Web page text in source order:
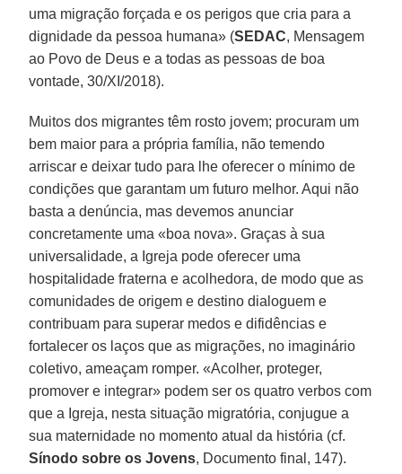
uma migração forçada e os perigos que cria para a
dignidade da pessoa humana» (SEDAC, Mensagem
ao Povo de Deus e a todas as pessoas de boa
vontade, 30/XI/2018).
Muitos dos migrantes têm rosto jovem; procuram um
bem maior para a própria família, não temendo
arriscar e deixar tudo para lhe oferecer o mínimo de
condições que garantam um futuro melhor. Aqui não
basta a denúncia, mas devemos anunciar
concretamente uma «boa nova». Graças à sua
universalidade, a Igreja pode oferecer uma
hospitalidade fraterna e acolhedora, de modo que as
comunidades de origem e destino dialoguem e
contribuam para superar medos e difidências e
fortalecer os laços que as migrações, no imaginário
coletivo, ameaçam romper. «Acolher, proteger,
promover e integrar» podem ser os quatro verbos com
que a Igreja, nesta situação migratória, conjugue a
sua maternidade no momento atual da história (cf.
Sínodo sobre os Jovens, Documento final, 147).